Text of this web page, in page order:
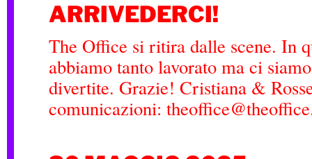
ARRIVEDERCI!
The Office si ritira dalle scene. In
abbiamo tanto lavorato ma ci
divertite. Grazie! Cristiana &
comunicazioni: